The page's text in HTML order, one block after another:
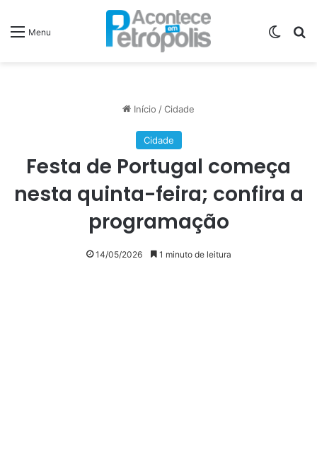
Menu
Início /Cidade
Cidade
Festa de Portugal começa
nesta quinta-feira; confira a
programação
14/05/2026 1 minuto de leitura